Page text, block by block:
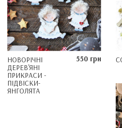
НОВОРІЧНІ
ДЕРЕВ'ЯНІ
ПРИКРАСИ -
ПІДВІСКИ-
ЯНГОЛЯТА
550 грн